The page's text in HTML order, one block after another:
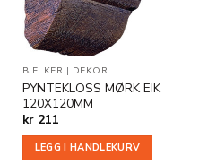
BJELKER | DEKOR
PYNTEKLOSS MØRK EIK
120X120MM
kr211
LEGG I HANDLEKURV